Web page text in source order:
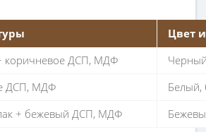
Цвет
коричневое ДСП, МДФ
ДСП, МДФ
Белый,
+ бежевый ДСП, МДФ